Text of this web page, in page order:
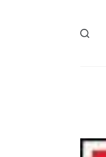
Shopping